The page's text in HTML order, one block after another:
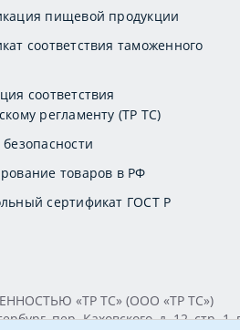
пищевой продукции
соответствия таможенного
соответствия
регламенту (ТР ТС)
товаров в РФ
сертификат ГОСТ Р
«ТР ТС» (ООО «ТР ТС»)
пер. Каховского, д. 12, стр.